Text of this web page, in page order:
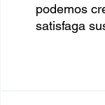
podemos
satisfaga